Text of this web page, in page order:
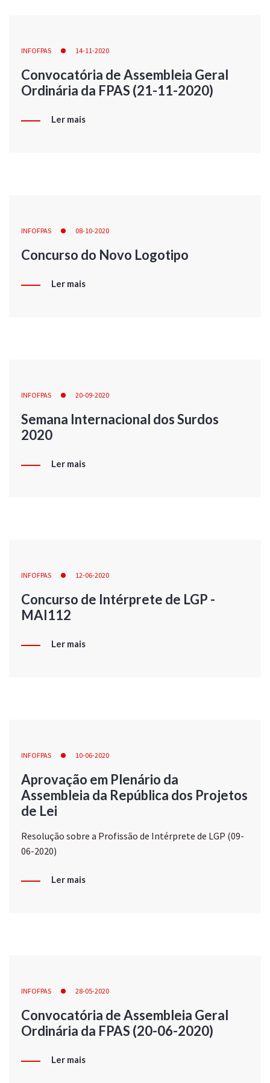
INFOFPAS 14-11-2020
Convocatória de Assembleia Geral
Ordinária da FPAS (21-11-2020)
Ler mais
INFOFPAS 08-10-2020
Concurso do Novo Logotipo
Ler mais
INFOFPAS 20-09-2020
Semana Internacional dos Surdos
2020
Ler mais
INFOFPAS 12-06-2020
Concurso de Intérprete de LGP -
MAI112
Ler mais
INFOFPAS 10-06-2020
Aprovação em Plenário da
Assembleia da República dos Projetos
de Lei
Resolução sobre a Profissão de Intérprete de LGP (09-
06-2020)
Ler mais
INFOFPAS 28-05-2020
Convocatória de Assembleia Geral
Ordinária da FPAS (20-06-2020)
Ler mais